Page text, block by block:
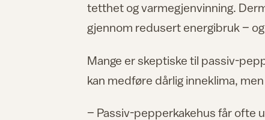
tetthet og varmegjenvinning.
gjennom redusert energibruk –
Mange er skeptiske til passiv-
kan medføre dårlig inneklima,
– Passiv-pepperkakehus får ofte